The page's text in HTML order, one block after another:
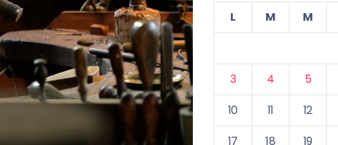
L
M M
3
4 5
10
11 12
17
18 19